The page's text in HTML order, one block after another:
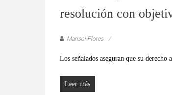
resolución con
Marisol Flores
Los señalados aseguran que su
Leer más